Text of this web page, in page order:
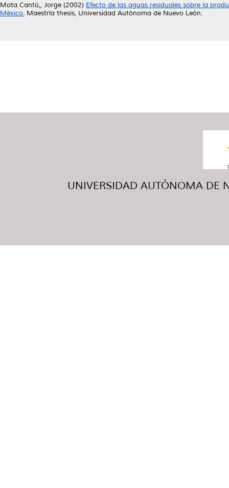
Mota Cantú,, Jorge (2002) Efecto de las aguas residuales sobre la
México. Maestría thesis, Universidad Autónoma de Nuevo León.
UNIVERSIDAD AUTÓNOMA DE